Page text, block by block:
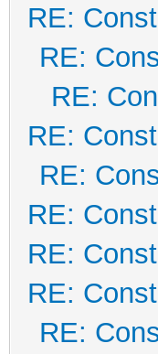
RE:
RE:
RE:
RE:
RE:
RE:
RE:
RE:
RE: